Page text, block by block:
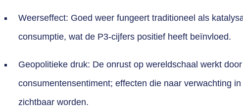
Weerseffect: Goed weer fungeert traditioneel als
consumptie, wat de P3-cijfers positief heeft beïnvloed.
Geopolitieke druk: De onrust op wereldschaal werkt
consumentensentiment; effecten die naar verwachting in
zichtbaar worden.